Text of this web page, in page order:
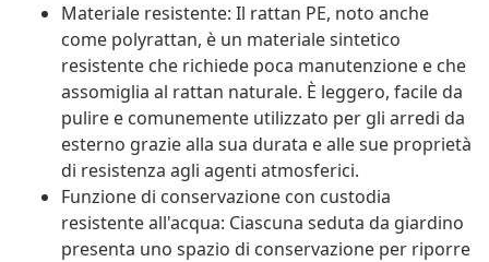
Materiale resistente: Il rattan PE, noto anche
come polyrattan, è un materiale sintetico
resistente che richiede poca manutenzione e che
assomiglia al rattan naturale. È leggero, facile da
pulire e comunemente utilizzato per gli arredi da
esterno grazie alla sua durata e alle sue proprietà
di resistenza agli agenti atmosferici.
Funzione di conservazione con custodia
resistente all'acqua: Ciascuna seduta da giardino
presenta uno spazio di conservazione per riporre